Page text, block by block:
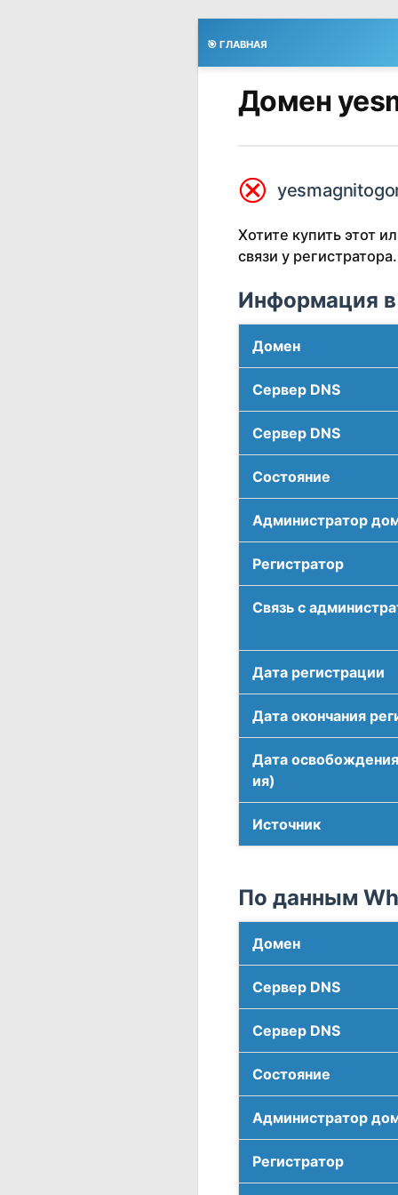
🎯 ГЛАВНАЯ
Домен
⮿
Хотите купить этот
связи у регистратора.
Информация в
Домен
Сервер DNS
Сервер DNS
Соcтояние
Администратор
Регистратор
Связь с
Дата регистрации
Дата окончания
Дата
ия)
Источник
По данным
Домен
Сервер DNS
Сервер DNS
Соcтояние
Администратор
Регистратор